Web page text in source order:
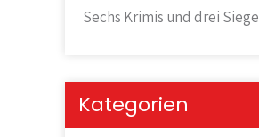
Sechs Krimis und drei Siege
Kategorien